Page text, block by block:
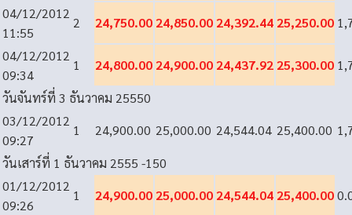
04/12/2012
11:55
2 24,750.00 24,850.00 24,392.44 25,250.00
04/12/2012
09:34
1 24,800.00 24,900.00 24,437.92 25,300.00
วันจันทร์ที่ 3 ธันวาคม 25550
03/12/2012
09:27
1 24,900.00 25,000.00 24,544.04 25,400.00
วันเสาร์ที่ 1 ธันวาคม 2555 -150
01/12/2012
09:26
1 24,900.00 25,000.00 24,544.04 25,400.00